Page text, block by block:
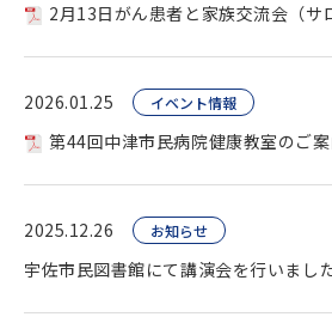
2月13日がん患者と家族交流会（サ
2026.01.25 イベント情報
第44回中津市民病院健康教室のご
2025.12.26 お知らせ
宇佐市民図書館にて講演会を行いまし